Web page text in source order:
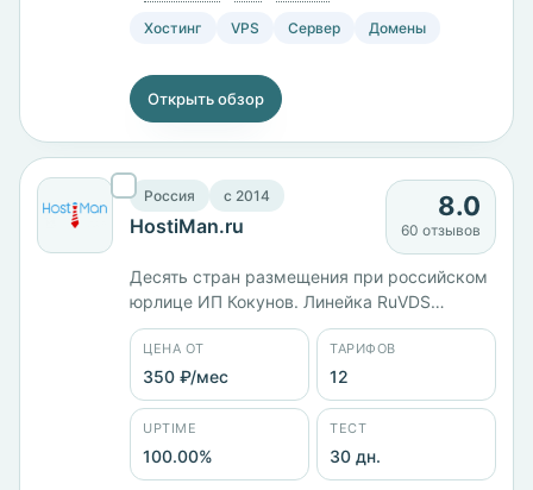
Хостинг VPS Сервер Домены
Открыть обзор
Россия c 2014
HostiMan.ru
8.0
60 отзывов
Десять стран размещения при российском
юрлице ИП Кокунов. Линейка RuVDS
считается по ядрам: 1 ядро и 1 ГБ памяти
стоят 416 ₽/мес, 3 ядра и 4 ГБ — 1666 ₽/
мес, 4 ядра и 8 ГБ — 2500 ₽/мес.
Двенадцать тарифов от 350 ₽/мес, панели
cPanel, HestiaCP и ISPmanager. Заявленный
uptime 100%, тест 30 дней.
ЦЕНА ОТ
350 ₽/мес
ТАРИФОВ
12
UPTIME
100.00%
ТЕСТ
30 дн.